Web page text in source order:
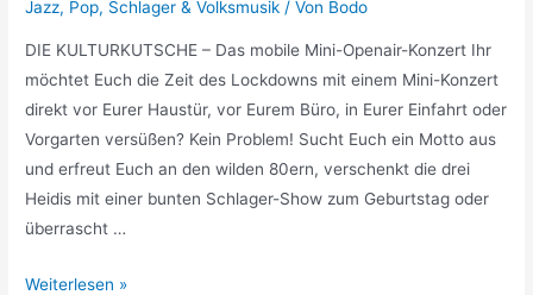
Jazz, Pop, Schlager & Volksmusik / Von Bodo
DIE KULTURKUTSCHE – Das mobile Mini-Openair-Konzert Ihr
möchtet Euch die Zeit des Lockdowns mit einem Mini-Konzert
direkt vor Eurer Haustür, vor Eurem Büro, in Eurer Einfahrt oder
Vorgarten versüßen? Kein Problem! Sucht Euch ein Motto aus
und erfreut Euch an den wilden 80ern, verschenkt die drei
Heidis mit einer bunten Schlager-Show zum Geburtstag oder
überrascht …
Weiterlesen »